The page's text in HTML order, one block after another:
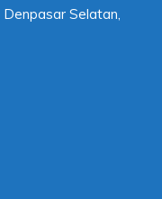
Denpasar Selatan,